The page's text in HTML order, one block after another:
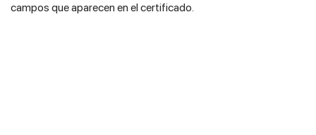
campos que aparecen en el certificado.